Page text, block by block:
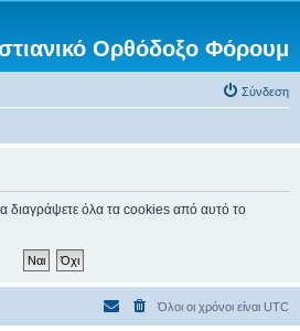
Ορθόδοξο Φόρουμ
Σύνδεση
διαγράψετε όλα τα cookies από αυτό το
Όλοι οι χρόνοι είναι UTC